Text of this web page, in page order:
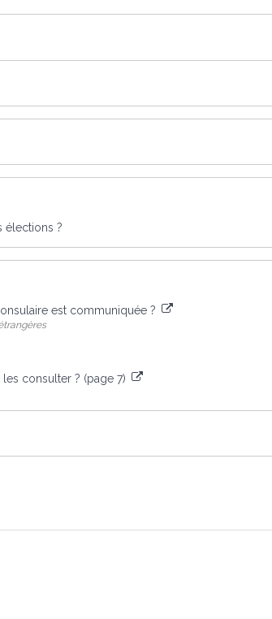
élections ?
est communiquée ?
consulter ? (page 7)